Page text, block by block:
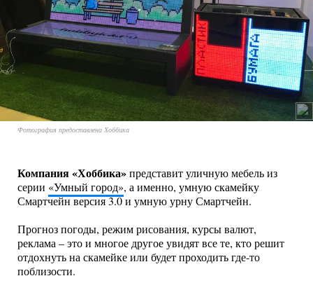
Фотография предоставлена Хоббика
Компания«Хоббика»представит уличную мебель из
серии «Умный город», а именно, умную скамейку
Смартчейн версия 3.0 и умную урну Смартчейн.
Прогноз погоды, режим рисования, курсы валют,
реклама – это и многое другое увидят все те, кто решит
отдохнуть на скамейке или будет проходить где-то
поблизости.